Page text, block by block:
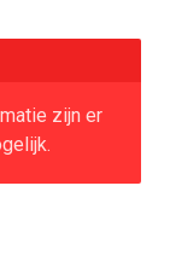
zijn er